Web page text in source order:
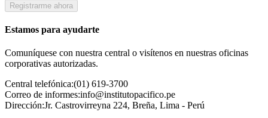
Registrarme ahora
Estamos para ayudarte
Comuníquese con nuestra central o visítenos en nuestras oficinas
corporativas autorizadas.
Central telefónica:(01) 619-3700
Correo de informes:info@institutopacifico.pe
Dirección:Jr. Castrovirreyna 224, Breña, Lima - Perú